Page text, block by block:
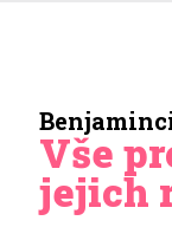
Vše
jejich